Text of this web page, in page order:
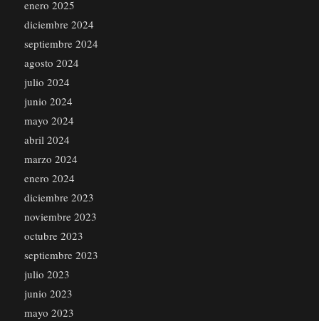
enero 2025
diciembre 2024
septiembre 2024
agosto 2024
julio 2024
junio 2024
mayo 2024
abril 2024
marzo 2024
enero 2024
diciembre 2023
noviembre 2023
octubre 2023
septiembre 2023
julio 2023
junio 2023
mayo 2023